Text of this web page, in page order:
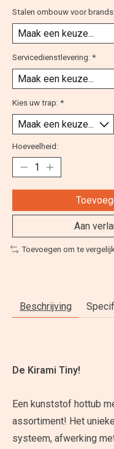
Stalen ombouw voor
Servicedienstlevering: *
Kies uw trap: *
Hoeveelheid:
Aan
Toevoegen om te
Beschrijving
De Kirami Tiny!
Een kunststof hottub
assortiment! Het
systeem, afwerking